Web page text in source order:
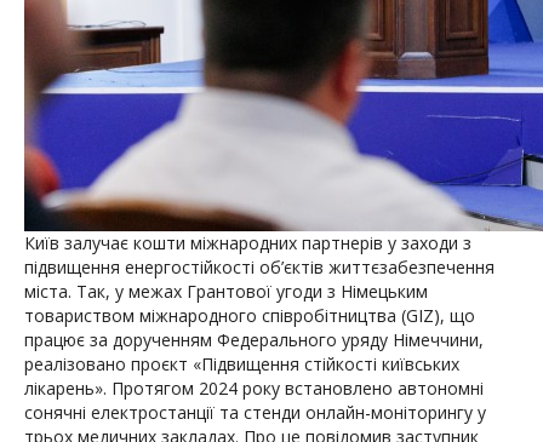
Київ залучає кошти міжнародних партнерів у заходи з
підвищення енергостійкості об’єктів життєзабезпечення
міста. Так, у межах Грантової угоди з Німецьким
товариством міжнародного співробітництва (GIZ), що
працює за дорученням Федерального уряду Німеччини,
реалізовано проєкт «Підвищення стійкості київських
лікарень». Протягом 2024 року встановлено автономні
сонячні електростанції та стенди онлайн-моніторингу у
трьох медичних закладах. Про це повідомив заступник